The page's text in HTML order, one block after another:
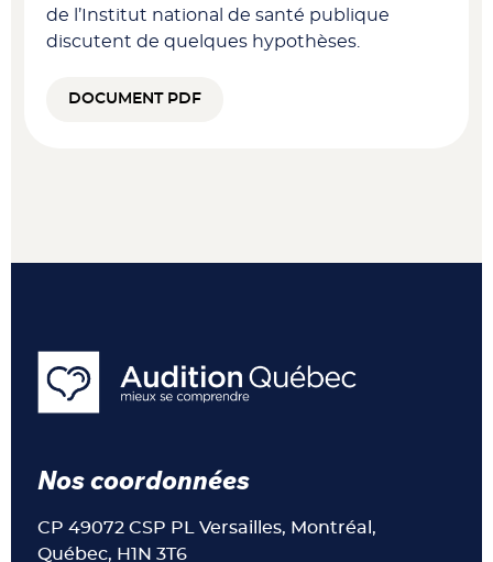
de l’Institut national de santé publique
discutent de quelques hypothèses.
DOCUMENT PDF
Nos coordonnées
CP 49072 CSP PL Versailles, Montréal,
Québec, H1N 3T6